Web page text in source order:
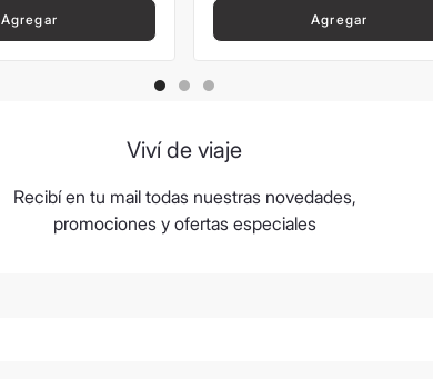
Agregar Agregar
Viví de viaje
Recibí en tu mail todas nuestras novedades,
promociones y ofertas especiales